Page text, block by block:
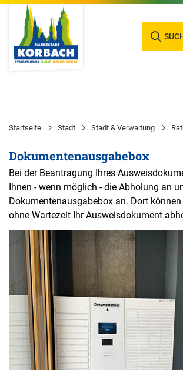
Startseite Stadt Stadt & Verwaltung
Dokumentenausgabebox
Bei der Beantragung Ihres
Ihnen - wenn möglich - die Abholung an
Dokumentenausgabebox an. Dort
ohne Wartezeit Ihr Ausweisdokument